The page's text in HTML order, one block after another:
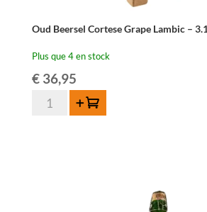
Oud Beersel Cortese Grape Lambic –
Plus que 4 en stock
€36,95
quantité
Ajouter au panier